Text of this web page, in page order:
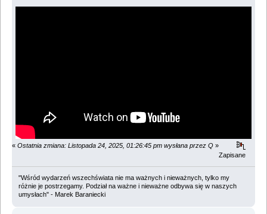
« Ostatnia zmiana: Listopada 24, 2025, 01:26:45 pm wysłana przez Q »
Zapisane
"Wśród wydarzeń wszechświata nie ma ważnych i nieważnych, tylko my
różnie je postrzegamy. Podział na ważne i nieważne odbywa się w naszych
umysłach" - Marek Baraniecki